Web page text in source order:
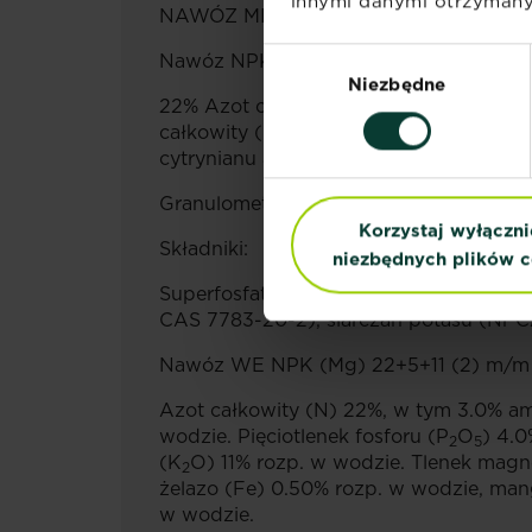
Wybór
Niezbędne
Korzystaj
niezbędnych plików
NAWÓZ MINERALNY PFC 1(C)(I)(a)(ii)
Nawóz NPK 22-5-5
22% Azot całkowity (N): 3% azot
całkowity (P
): 4,3% pięciotlenek
cytrynianu amonu, 5% Tlenek potasu (K
Granulometria: Granulat. 93%
Składniki:
Superfosfat prosty (Nr CAS 8011-76-
CAS 7783-20-2), siarczan potasu (Nr
Nawóz WE NPK (Mg) 22+5+11 (2) m/
Azot całkowity (N) 22%, w tym 3.0%
wodzie. Pięciotlenek fosforu (P2O5)
(K2O) 11% rozp. w wodzie. Tlenek
żelazo (Fe) 0.50% rozp. w wodzie,
w wodzie.